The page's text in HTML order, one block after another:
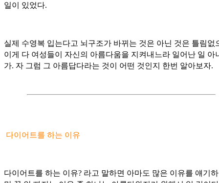
일이 있었다.
실제 수영복 입는다고 뇌구조가 바뀌는 것은 아닌 것은 틀림없
이게 다 여성들이 자신의 아름다움을 지켜내느라 일어난 일 아
가. 자 그럼 그 아름답다라는 것이 어떤 것인지 한번 알아보자.
다이어트를 하는 이유
다이어트를 하는 이유? 라고 말하면 아마도 많은 이유를 얘기